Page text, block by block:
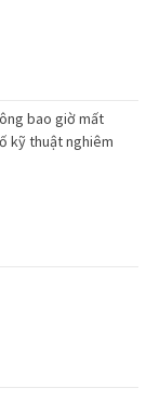
bao giờ mất
kỹ thuật nghiêm